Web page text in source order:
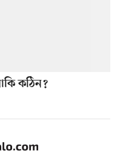
কঠিন?